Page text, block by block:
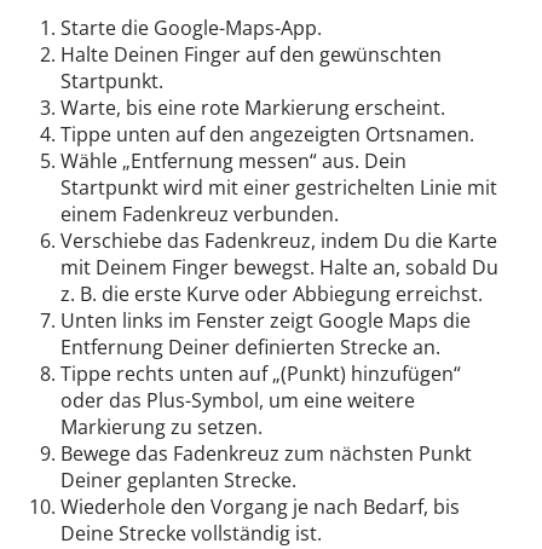
Starte die Google-Maps-App.
Halte Deinen Finger auf den gewünschten
Startpunkt.
Warte, bis eine rote Markierung erscheint.
Tippe unten auf den angezeigten Ortsnamen.
Wähle „Entfernung messen“ aus. Dein
Startpunkt wird mit einer gestrichelten Linie mit
einem Fadenkreuz verbunden.
Verschiebe das Fadenkreuz, indem Du die Karte
mit Deinem Finger bewegst. Halte an, sobald Du
z. B. die erste Kurve oder Abbiegung erreichst.
Unten links im Fenster zeigt Google Maps die
Entfernung Deiner definierten Strecke an.
Tippe rechts unten auf „(Punkt) hinzufügen“
oder das Plus-Symbol, um eine weitere
Markierung zu setzen.
Bewege das Fadenkreuz zum nächsten Punkt
Deiner geplanten Strecke.
Wiederhole den Vorgang je nach Bedarf, bis
Deine Strecke vollständig ist.